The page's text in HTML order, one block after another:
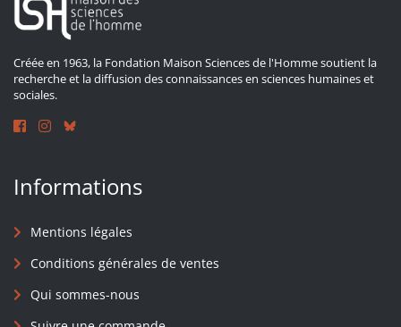
Créée en 1963, la Fondation Maison Sciences de l'Homme soutient la
recherche et la diffusion des connaissances en sciences humaines et
sociales.
Informations
Mentions légales
Conditions générales de ventes
Qui sommes-nous